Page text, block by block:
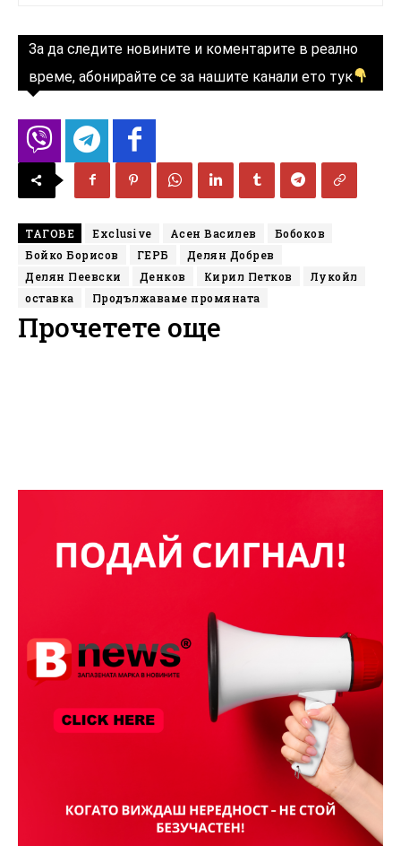
За да следите новините и коментарите в реално
време, абонирайте се за нашите канали ето тук
ТАГОВЕ Exclusive Асен Василев
Бобоков
Бойко Борисов
ГЕРБ
Делян Добрев
Делян Пеевски
Денков Кирил Петков
Лукойл
оставка
Продължаваме промяната
Прочетете още